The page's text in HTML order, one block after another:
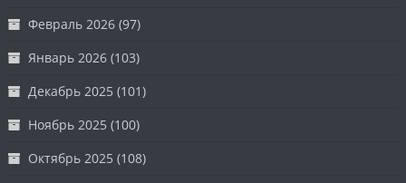
Февраль 2026 (97)
Январь 2026 (103)
Декабрь 2025 (101)
Ноябрь 2025 (100)
Октябрь 2025 (108)